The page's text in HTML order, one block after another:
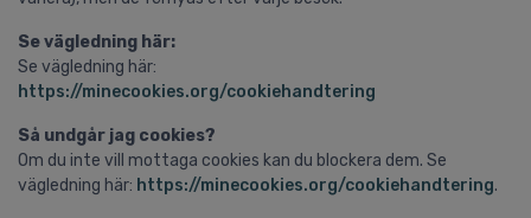
Se vägledning här:
Se vägledning här:
https://minecookies.org/cookiehandtering
Så undgår jag cookies?
Om du inte vill mottaga cookies kan du blockera dem. Se
vägledning här: https://minecookies.org/cookiehandtering.